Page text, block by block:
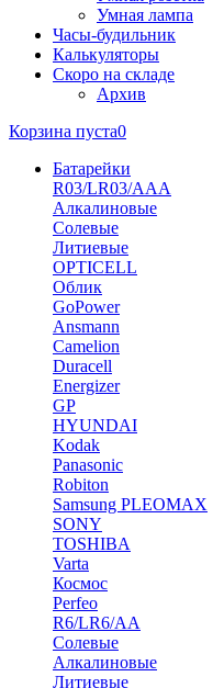
Умная лампа
Часы-будильник
Калькуляторы
Скоро на складе
Архив
Корзина пуста0
Батарейки
R03/LR03/AAA
Алкалиновые
Солевые
Литиевые
OPTICELL
Облик
GoPower
Ansmann
Camelion
Duracell
Energizer
GP
HYUNDAI
Kodak
Panasonic
Robiton
Samsung PLEOMAX
SONY
TOSHIBA
Varta
Космос
Perfeo
R6/LR6/AA
Солевые
Алкалиновые
Литиевые